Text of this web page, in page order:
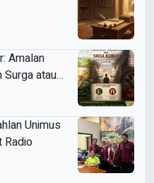
Amalan
Surga atau
Unimus
Radio